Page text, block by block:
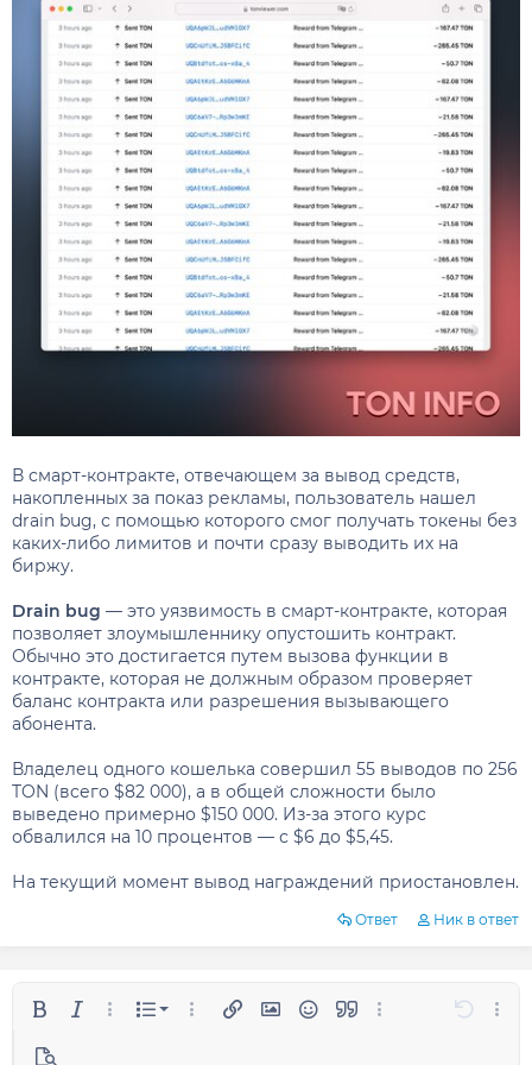
В смарт-контракте, отвечающем за вывод средств,
накопленных за показ рекламы, пользователь нашел
drain bug, с помощью которого смог получать токены без
каких-либо лимитов и почти сразу выводить их на
биржу.
Drain bug — это уязвимость в смарт-контракте, которая
позволяет злоумышленнику опустошить контракт.
Обычно это достигается путем вызова функции в
контракте, которая не должным образом проверяет
баланс контракта или разрешения вызывающего
абонента.
Владелец одного кошелька совершил 55 выводов по 256
TON (всего $82 000), а в общей сложности было
выведено примерно $150 000. Из-за этого курс
обвалился на 10 процентов — с $6 до $5,45.
На текущий момент вывод награждений приостановлен.
Ответ Ник в ответ
Полужирный
КурсивДополнительные параметры...
Список Нумерованный список
Дополнительные параметры...
СсылкаИзображение
СмайлыЦитатаДополнительные